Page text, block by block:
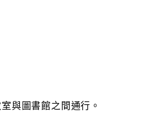
與圖書館之間通行。